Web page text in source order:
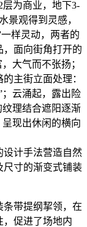
层为商业，地下3-
景观得到灵感，
样灵动，两者的
，面向街角打开的
大气而不张扬；
主街立面处理：
云涌起，露出险
理结合遮阳逐渐
现出休闲的横向
设计手法营造自然
尺寸的渐变式铺装
条带提纲挈领，在
，促进了场地内